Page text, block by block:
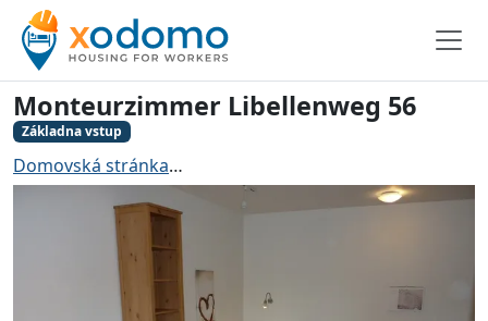
Monteurzimmer Libellenweg 56
Základna vstup
Domovská stránka